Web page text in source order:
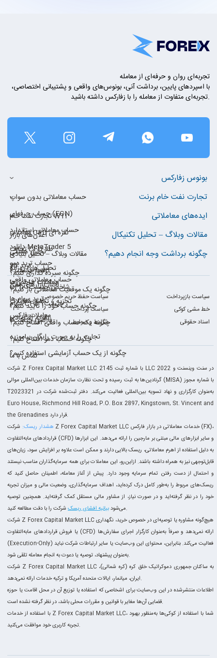
تجربه‌ای روان و حرفه‌ای از معامله
با اسپردهای پایین، برداشت آنی، بونوس‌های واقعی و پشتیبانی اختصاصی،
تجربه‌ای متفاوت از معامله را با زفارکس داشته باشید.
سیاست حفظ حریم خصوصی
سیاست بازپرداخت
سیاست پرداخت
خط مشی کوکی
شرایط و ضوابط
اسناد حقوقی
بونوس زفارکس
حساب معاملاتی بدون سواپ
حساب حرفه‌ای (ECN)
حساب معاملاتی استاندارد
دانلود MetaTrader 5
حساب ترید دمو
حساب معاملاتی واقعی
تجارت نفت خام برنت
تجارت نفت خام WTI
معاملات CFD نقره ای
تجارت CFD طلا
ترید کالا
معاملات شاخص‌ها
ترید سهام ها
معاملات فارکس
ایده‌های معاملاتی
اعلان‌های بازار
تحلیل هفتگی
تحلیل های روزانه
اخبار بازارهای مالی
تجزیه و تحلیل معاملات
تقویم اقتصادی
مقالات وبلاگ – تحلیل تکنیکال
مقالات وبلاگ – تحلیل بنیادی
کالاها چیستند؟
CFD شاخص چیست؟
سهام CFD چیست؟
فارکس چیست؟
تجارت را به صورت رایگان بیاموزید
چگونه از یک حساب آزمایشی استفاده کنیم؟
چگونه برداشت وجه انجام دهیم؟
چگونه سپرده گذاری کنیم؟
چگونه یک موقعیت معاملاتی باز کنیم؟
چگونه حساب خود را تأیید کنیم؟
چگونه یک حساب واقعی افتتاح کنیم؟
چگونه حساب دمو افتتاح کنیم؟
تماس با ما
شرکت Z Forex Capital Market LLC با شماره ثبت 2145 LLC 2022 در سنت وینسنت و
گرنادین‌ها به ثبت رسیده و تحت نظارت سازمان خدمات بین‌المللی موالی (MISA) با شماره مجوز
T2023321 به‌عنوان کارگزاری و نهاد تسویه بین‌المللی فعالیت می‌کند. دفتر ثبت‌شده شرکت در
Euro House, Richmond Hill Road, P.O. Box 2897, Kingstown, St. Vincent and
the Grenadines قرار دارد.
هشدار ریسک: شرکت Z Forex Capital Market LLC خدمات معاملاتی در بازار فارکس (FX)،
قراردادهای مابه‌التفاوت (CFD) و سایر ابزارهای مالی مبتنی بر مارجین را ارائه می‌دهد. این ابزارها
به دلیل استفاده از اهرم معاملاتی، ریسک بالایی دارند و ممکن است علاوه بر افزایش سود، زیان‌های
قابل‌توجهی نیز به همراه داشته باشند. ازاین‌رو، این معاملات برای همه سرمایه‌گذاران مناسب نیستند
و احتمال از دست رفتن تمام سرمایه وجود دارد. پیش از آغاز معامله، اطمینان حاصل کنید که
ریسک‌های مربوط را به‌طور کامل درک کرده‌اید، اهداف سرمایه‌گذاری، وضعیت مالی و میزان تجربه
خود را در نظر گرفته‌اید و در صورت نیاز، از مشاور مالی مستقل کمک گرفته‌اید. همچنین توصیه
می‌شودبیانیه افشای ریسک
شرکت را با دقت مطالعه کنید.
شرکت Z Forex Capital Market LLC هیچ‌گونه مشاوره یا توصیه‌ای در خصوص خرید، نگهداری
یا فروش قراردادهای مابه‌التفاوت (CFD) ارائه نمی‌دهد و صرفاً به‌عنوان کارگزار اجرای سفارش‌ها
(Execution-Only) فعالیت می‌کند. بنابراین، محتوای این وب‌سایت یا سایر ارتباطات شرکت نباید
به‌عنوان پیشنهاد، توصیه یا دعوت به انجام معامله تلقی شود.
شرکت Z Forex Capital Market LLC به ساکنان جمهوری دموکراتیک خلق کره (کره شمالی)،
ایران، میانمار، ایالات متحده آمریکا و ترکیه خدمات ارائه نمی‌دهد.
اطلاعات منتشرشده در این وب‌سایت برای اشخاصی که استفاده یا توزیع آن در محل اقامت یا حوزه
قضایی آن‌ها مغایر با قوانین و مقررات محلی باشد، در نظر گرفته نشده است.
با استفاده از خدمات Z Forex Capital Market LLC، شما با استفاده از کوکی‌ها به‌منظور بهبود
تجربه کاربری خود موافقت می‌کنید.